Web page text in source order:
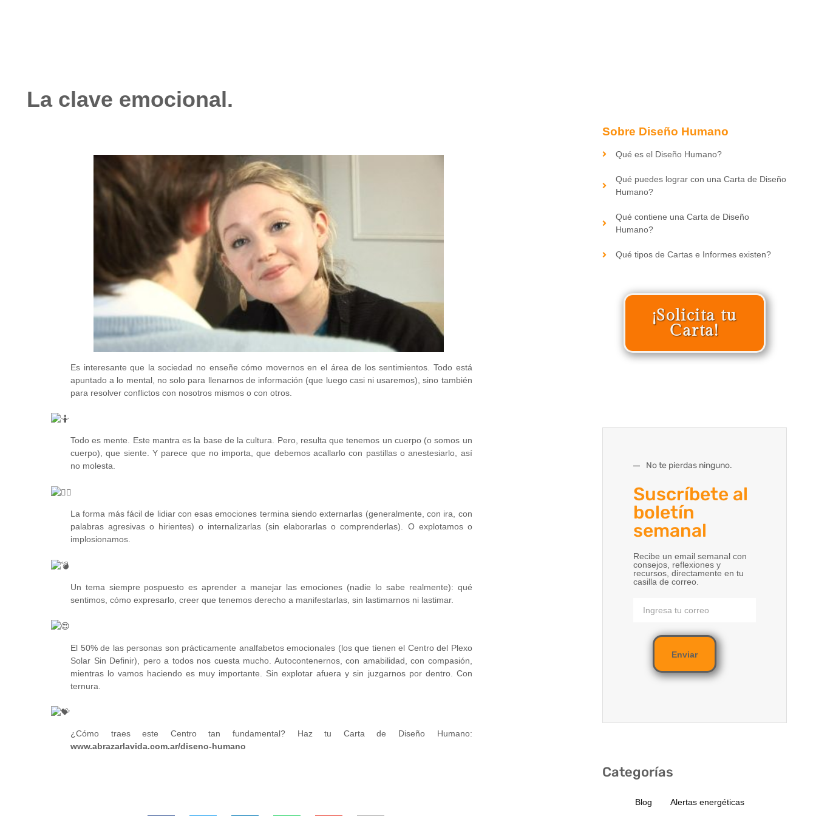
La clave emocional.
Es interesante que la sociedad no enseñe cómo movernos en el área de los sentimientos. Todo está
apuntado a lo mental, no solo para llenarnos de información (que luego casi ni usaremos), sino también
para resolver conflictos con nosotros mismos o con otros.
Todo es mente. Este mantra es la base de la cultura. Pero, resulta que tenemos un cuerpo (o somos un
cuerpo), que siente. Y parece que no importa, que debemos acallarlo con pastillas o anestesiarlo, así
no molesta.
La forma más fácil de lidiar con esas emociones termina siendo externarlas (generalmente, con ira, con
palabras agresivas o hirientes) o internalizarlas (sin elaborarlas o comprenderlas). O explotamos o
implosionamos.
Un tema siempre pospuesto es aprender a manejar las emociones (nadie lo sabe realmente): qué
sentimos, cómo expresarlo, creer que tenemos derecho a manifestarlas, sin lastimarnos ni lastimar.
El 50% de las personas son prácticamente analfabetos emocionales (los que tienen el Centro del Plexo
Solar Sin Definir), pero a todos nos cuesta mucho. Autocontenernos, con amabilidad, con compasión,
mientras lo vamos haciendo es muy importante. Sin explotar afuera y sin juzgarnos por dentro. Con
ternura.
¿Cómo traes este Centro tan fundamental? Haz tu Carta de Diseño Humano:
www.abrazarlavida.com.ar/diseno-humano
Sobre Diseño Humano
Qué es el Diseño Humano?
Qué puedes lograr con una Carta de Diseño
Humano?
Qué contiene una Carta de Diseño
Humano?
Qué tipos de Cartas e Informes existen?
¡Solicita tu
Carta!
No te pierdas ninguno.
Suscríbete al
boletín
semanal
Recibe un email semanal con
consejos, reflexiones y
recursos, directamente en tu
casilla de correo.
Enviar
Categorías
Blog Alertas energéticas